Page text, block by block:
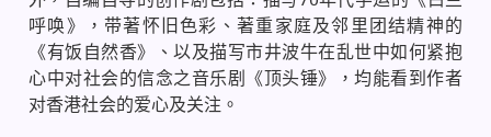
呼唤》，带著怀旧色彩、著重家庭及邻里团结精神的
《有饭自然香》、以及描写市井波牛在乱世中如何紧抱
心中对社会的信念之音乐剧《顶头锤》，均能看到作者
对香港社会的爱心及关注。